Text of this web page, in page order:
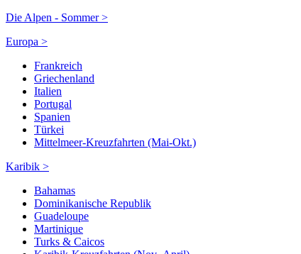
Die Alpen - Sommer >
Europa >
Frankreich
Griechenland
Italien
Portugal
Spanien
Türkei
Mittelmeer-Kreuzfahrten (Mai-Okt.)
Karibik >
Bahamas
Dominikanische Republik
Guadeloupe
Martinique
Turks & Caicos